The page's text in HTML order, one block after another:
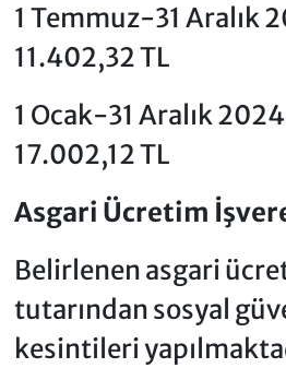
1 Temmuz-31 Aralık
11.402,32 TL
1 Ocak-31 Aralık
17.002,12 TL
Asgari Ücretim
Belirlenen asgari
tutarından sosyal
kesintileri